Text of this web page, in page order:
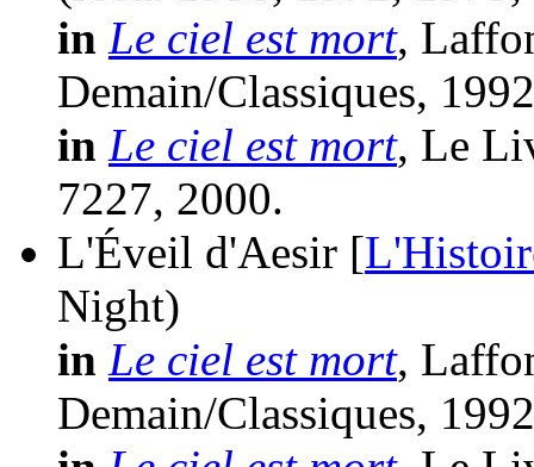
in Le ciel est mort,
Demain/Classiques,
in Le ciel est mort, Le
7227, 2000.
L'Éveil d'Aesir [
Night)
in Le ciel est mort,
Demain/Classiques,